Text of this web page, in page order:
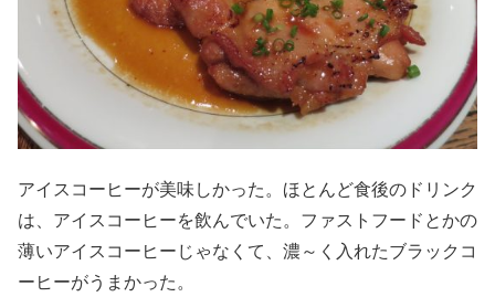
アイスコーヒーが美味しかった。ほとんど食後のドリンク
は、アイスコーヒーを飲んでいた。ファストフードとかの
薄いアイスコーヒーじゃなくて、濃～く入れたブラックコ
ーヒーがうまかった。